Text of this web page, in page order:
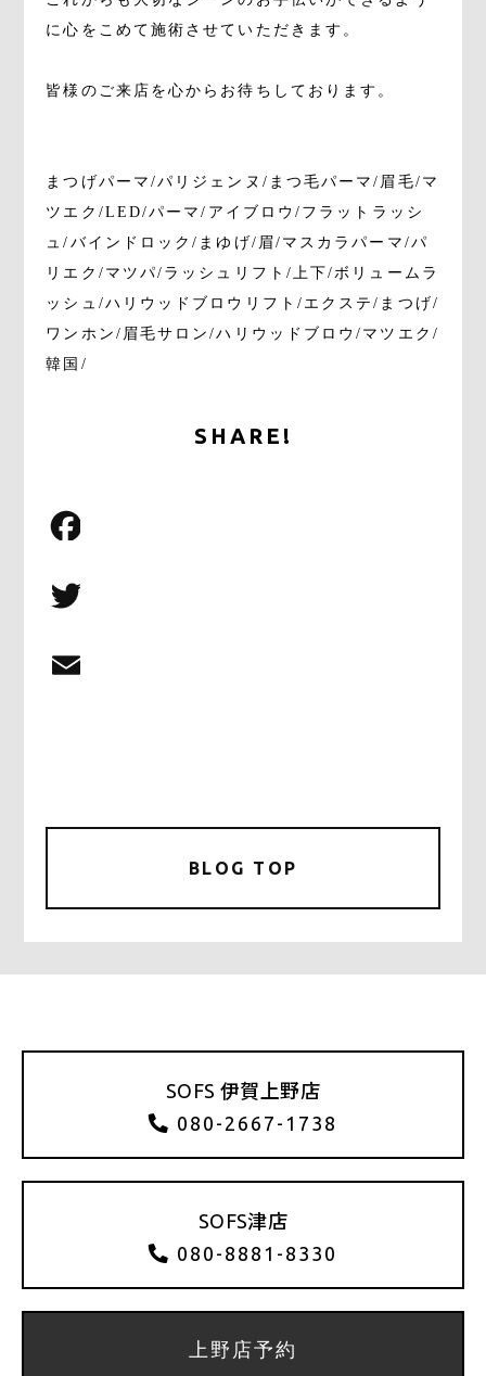
に心をこめて施術させていただきます。
皆様のご来店を心からお待ちしております。
まつげパーマ/パリジェンヌ/まつ毛パーマ/眉毛/マ
ツエク/LED/パーマ/アイブロウ/フラットラッシ
ュ/バインドロック/まゆげ/眉/マスカラパーマ/パ
リエク/マツパ/ラッシュリフト/上下/ボリュームラ
ッシュ/ハリウッドブロウリフト/エクステ/まつげ/
ワンホン/眉毛サロン/ハリウッドブロウ/マツエク/
韓国/
SHARE!
BLOG TOP
SOFS 伊賀上野店
080-2667-1738
SOFS津店
080-8881-8330
上野店予約